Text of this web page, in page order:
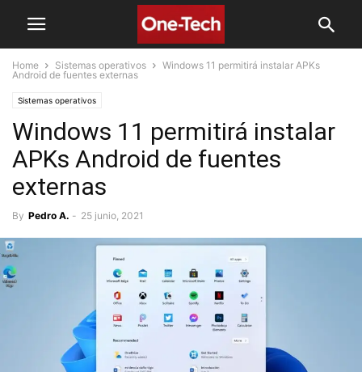
Home Sistemas operativos
Windows 11 permitirá instalar APKs
Android de fuentes externas
Sistemas operativos
Windows 11 permitirá instalar
APKs Android de fuentes
externas
By Pedro A. - 25 junio, 2021